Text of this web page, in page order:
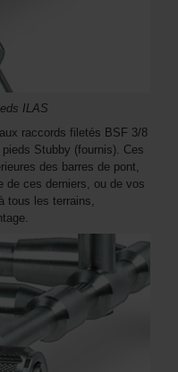
ILAS
raccords filetés BSF 3/8
Stubby (fournis). Ces
des barres de pont,
de ces derniers, ou de vos
tous les terrains,